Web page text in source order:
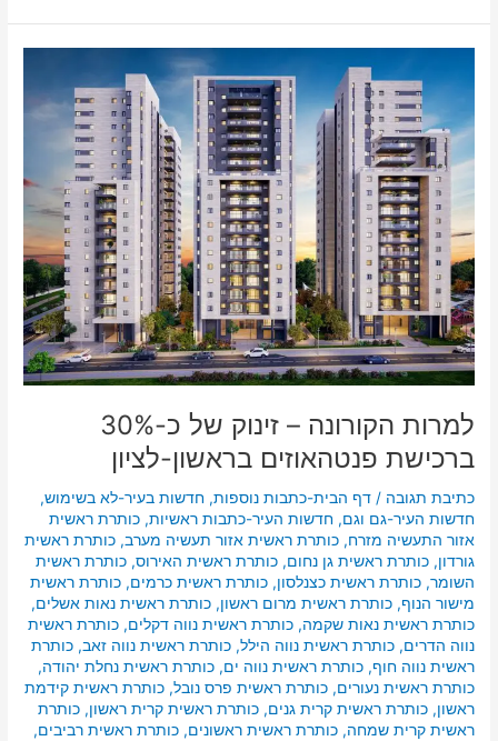
למרות הקורונה – זינוק של כ-30%
ברכישת פנטהאוזים בראשון-לציון
כתיבת תגובה /דף הבית-כתבות נוספות,חדשות בעיר-לא בשימוש,
חדשות העיר-גם וגם,חדשות העיר-כתבות ראשיות,כותרת ראשית
אזור התעשיה מזרח,כותרת ראשית אזור תעשיה מערב,כותרת ראשית
גורדון,כותרת ראשית גן נחום,כותרת ראשית האירוס,כותרת ראשית
השומר,כותרת ראשית כצנלסון,כותרת ראשית כרמים,כותרת ראשית
מישור הנוף,כותרת ראשית מרום ראשון,כותרת ראשית נאות אשלים,
כותרת ראשית נאות שקמה,כותרת ראשית נווה דקלים,כותרת ראשית
נווה הדרים,כותרת ראשית נווה הילל,כותרת ראשית נווה זאב,כותרת
ראשית נווה חוף,כותרת ראשית נווה ים,כותרת ראשית נחלת יהודה,
כותרת ראשית נעורים,כותרת ראשית פרס נובל,כותרת ראשית קידמת
ראשון,כותרת ראשית קרית גנים,כותרת ראשית קרית ראשון,כותרת
ראשית קרית שמחה,כותרת ראשית ראשונים,כותרת ראשית רביבים,
הקורונה
זינוק
של
כ-30%
ברכישת
פנטהאוזים
בראשון-לציון